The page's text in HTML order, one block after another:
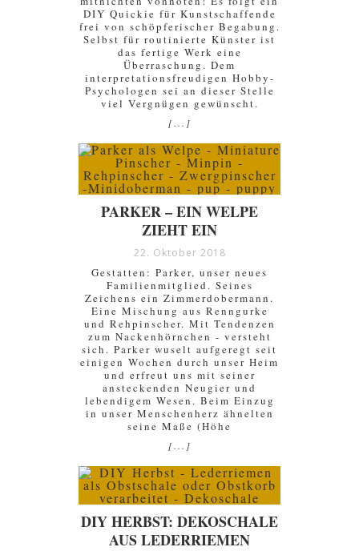
DIY Quickie für Kunstschaffende
frei von schöpferischer Begabung.
Selbst für routinierte Künster ist
das fertige Werk eine
Überraschung. Dem
interpretationsfreudigen Hobby-
Psychologen sei an dieser Stelle
viel Vergnügen gewünscht.
[...]
PARKER – EIN WELPE
ZIEHT EIN
22. Oktober 2018
Gestatten: Parker, unser neues
Familienmitglied. Seines
Zeichens ein Zimmerdobermann.
Eine Mischung aus Renngurke
und Rehpinscher. Mit Tendenzen
zum Nackenhörnchen - versteht
sich. Parker wuselt aufgeregt seit
einigen Wochen durch unser Heim
und erfreut uns mit seiner
ansteckenden Neugier und
lebendigem Wesen. Beim Einzug
in unser Menschenherz ähnelten
seine Maße (Höhe
[...]
DIY HERBST: DEKOSCHALE
AUS LEDERRIEMEN